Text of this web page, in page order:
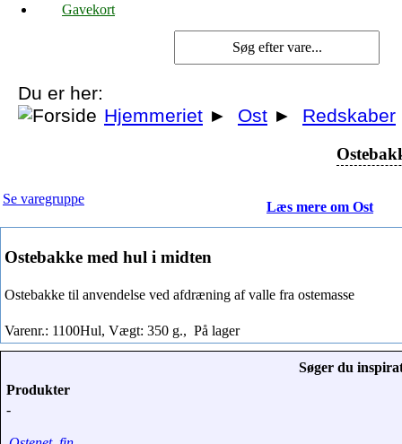
Gavekort
Du er her:
Hjemmeriet ► Ost ► Redskaber
Se varegruppe
Læs mere om Ost
Ostebakke med hul i midten
Ostebakke til anvendelse ved afdræning af valle fra ostemasse
Varenr.: 1100Hul, Vægt: 350 g., På lager
Søger du
Produkter
-